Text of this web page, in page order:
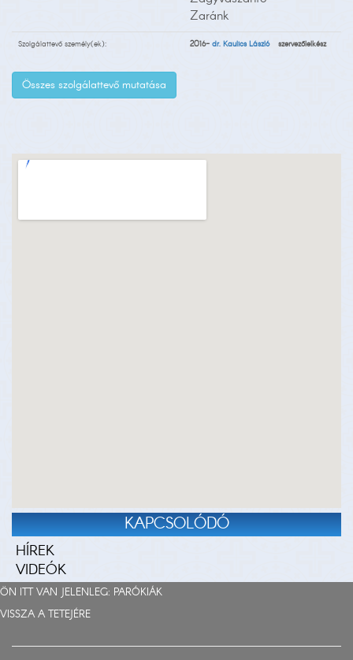
Zaránk
Szolgálattevő személy(ek): 2016- dr. Kaulics László szervezőlelkész
Összes szolgálattevő mutatása
KAPCSOLÓDÓ
HÍREK
VIDEÓK
ÖN ITT VAN JELENLEG: PARÓKIÁK
VISSZA A TETEJÉRE